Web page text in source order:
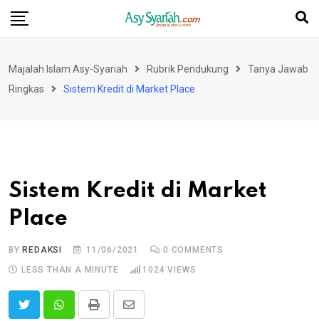
Skip
Majalah Islam Asy-Syariah Rubrik Pendukung
Tanya Jawab
Ringkas
Sistem Kredit di Market Place
Sistem Kredit di Market
Place
BYREDAKSI 11/06/2021 0 COMMENTS
LESS THAN A MINUTE
1024 VIEWS
Print
Share